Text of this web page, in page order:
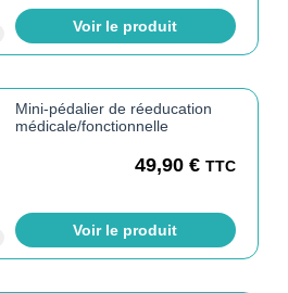
Voir le produit
Mini-pédalier de réeducation
médicale/fonctionnelle
49,90€ TTC
Voir le produit